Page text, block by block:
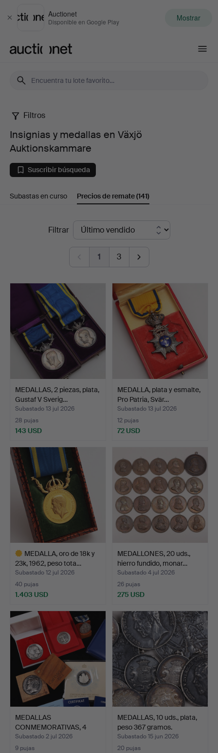
Cerrar
Auctionet
Disponible en Google Play Mostrar
Insignias
medallas
en
Auktionskammare
Filtros
Insignias y medallas en Växjö
Auktionskammare
Suscribir búsqueda
Subastas en curso Precios de remate(141)
Filtrar
1 3
MEDALLAS, 2 piezas, plata,
Gustaf V Sverig…
Subastado 13 jul 2026
28 pujas
143 USD
MEDALLA, plata y esmalte,
Pro Patria, Svär…
Subastado 13 jul 2026
12 pujas
72 USD
MEDALLA, oro de 18k y
23k, 1962, peso tota…
Subastado 12 jul 2026
40 pujas
1.403 USD
seleccionado
MEDALLONES, 20 uds.,
hierro fundido, monar…
Subastado 4 jul 2026
26 pujas
275 USD
MEDALLAS
CONMEMORATIVAS, 4
piezas, plata, …
Subastado 2 jul 2026
9 pujas
MEDALLAS, 10 uds., plata,
peso 367 gramos.
Subastado 15 jun 2026
20 pujas